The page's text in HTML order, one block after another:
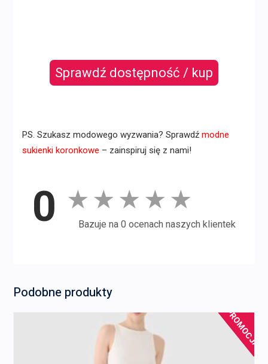
Sprawdź dostępność / kup
PS. Szukasz modowego wyzwania? Sprawdź modne
sukienki koronkowe – zainspiruj się z nami!
0 ★ ★ ★ ★ ★
Bazuje na 0 ocenach naszych klientek
Podobne produkty
PROMOCJA!